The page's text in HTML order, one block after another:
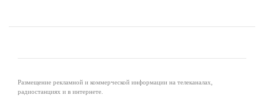
Размещение рекламной и коммерческой информации на телеканалах,
радиостанциях и в интернете.